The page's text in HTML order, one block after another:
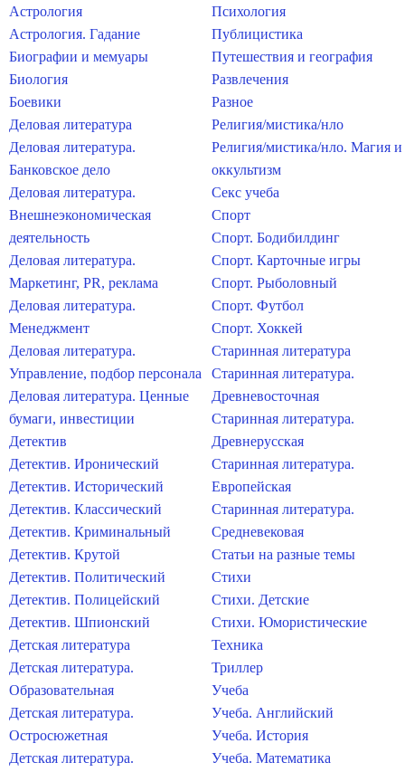
Астрология
Астрология. Гадание
Биографии и мемуары
Биология
Боевики
Деловая литература
Деловая литература.
Банковское дело
Деловая литература.
Внешнеэкономическая
деятельность
Деловая литература.
Маркетинг, PR, реклама
Деловая литература.
Менеджмент
Деловая литература.
Управление, подбор персонала
Деловая литература. Ценные
бумаги, инвестиции
Детектив
Детектив. Иронический
Детектив. Исторический
Детектив. Классический
Детектив. Криминальный
Детектив. Крутой
Детектив. Политический
Детектив. Полицейский
Детектив. Шпионский
Детская литература
Детская литература.
Образовательная
Детская литература.
Остросюжетная
Детская литература.
Психология
Публицистика
Путешествия и география
Развлечения
Разное
Религия/мистика/нло
Религия/мистика/нло. Магия и
оккультизм
Секс учеба
Спорт
Спорт. Бодибилдинг
Спорт. Карточные игры
Спорт. Рыболовный
Спорт. Футбол
Спорт. Хоккей
Старинная литература
Старинная литература.
Древневосточная
Старинная литература.
Древнерусская
Старинная литература.
Европейская
Старинная литература.
Средневековая
Статьи на разные темы
Стихи
Стихи. Детские
Стихи. Юмористические
Техника
Триллер
Учеба
Учеба. Английский
Учеба. История
Учеба. Математика